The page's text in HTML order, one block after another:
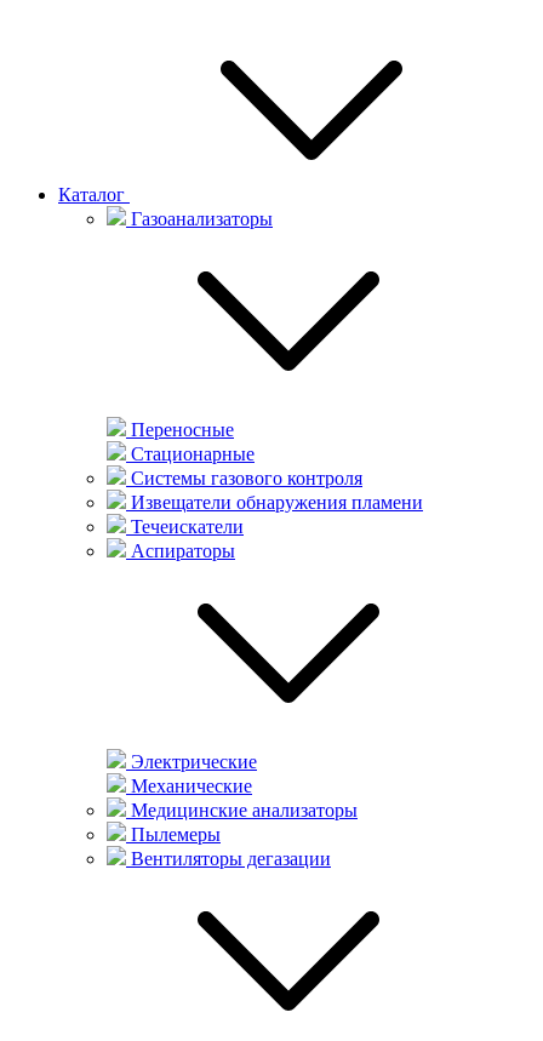
Каталог
Газоанализаторы
Переносные
Стационарные
Системы газового контроля
Извещатели обнаружения пламени
Течеискатели
Аспираторы
Электрические
Механические
Медицинские анализаторы
Пылемеры
Вентиляторы дегазации